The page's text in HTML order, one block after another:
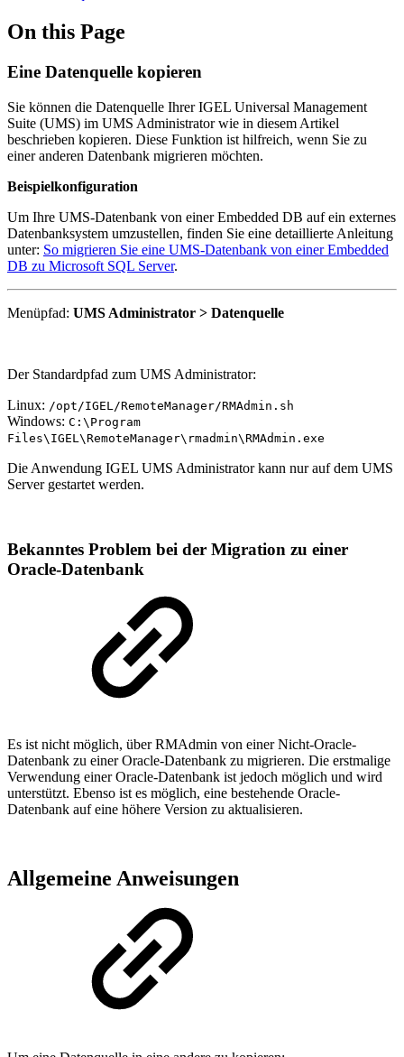
On this Page
Eine Datenquelle kopieren
Sie können die Datenquelle Ihrer IGEL Universal Management
Suite (UMS) im UMS Administrator wie in diesem Artikel
beschrieben kopieren. Diese Funktion ist hilfreich, wenn Sie zu
einer anderen Datenbank migrieren möchten.
Beispielkonfiguration
Um Ihre UMS-Datenbank von einer Embedded DB auf ein externes
Datenbanksystem umzustellen, finden Sie eine detaillierte Anleitung
unter: So migrieren Sie eine UMS-Datenbank von einer Embedded
DB zu Microsoft SQL Server.
Menüpfad: UMS Administrator > Datenquelle
Der Standardpfad zum UMS Administrator:
Linux: /opt/IGEL/RemoteManager/RMAdmin.sh
Windows: C:\Program
Files\IGEL\RemoteManager\rmadmin\RMAdmin.exe
Die Anwendung IGEL UMS Administrator kann nur auf dem UMS
Server gestartet werden.
Bekanntes Problem bei der Migration zu einer
Oracle-Datenbank
Es ist nicht möglich, über RMAdmin von einer Nicht-Oracle-
Datenbank zu einer Oracle-Datenbank zu migrieren. Die erstmalige
Verwendung einer Oracle-Datenbank ist jedoch möglich und wird
unterstützt. Ebenso ist es möglich, eine bestehende Oracle-
Datenbank auf eine höhere Version zu aktualisieren.
Allgemeine Anweisungen